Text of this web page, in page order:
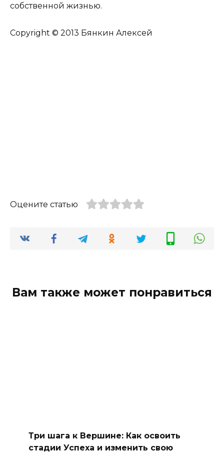
собственной жизнью.
Copyright © 2013 Бянкин Алексей
Оцените статью
Вам также может понравиться
Три шага к Вершине: Как освоить
стадии Успеха и изменить свою